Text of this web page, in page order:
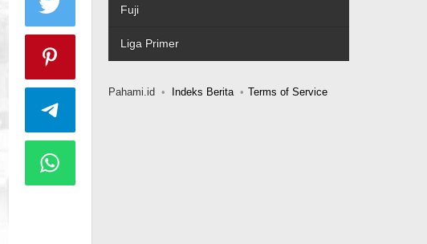
Fuji
Liga Primer
Pahami.id Indeks Berita Terms of Service